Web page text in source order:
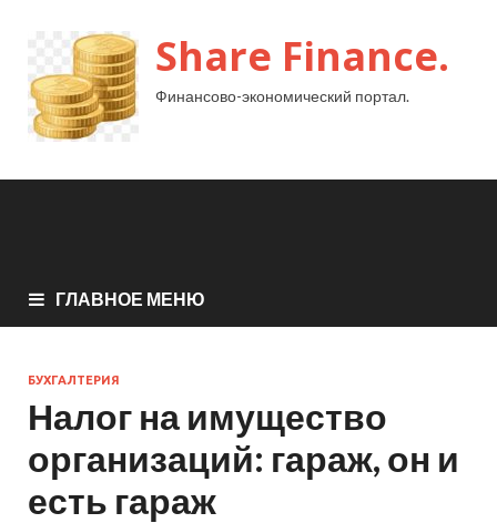
Share Finance.
Финансово-экономический портал.
ГЛАВНОЕ МЕНЮ
БУХГАЛТЕРИЯ
Налог на имущество
организаций: гараж, он и
есть гараж